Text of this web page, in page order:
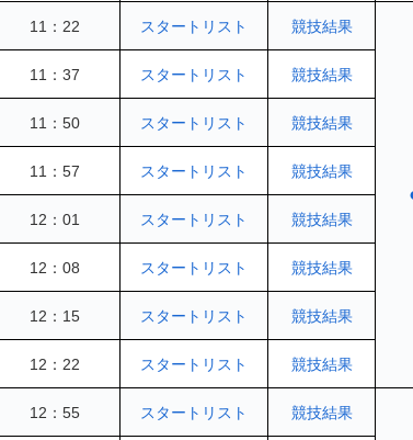
11：22 スタートリスト 競技結果
11：37 スタートリスト 競技結果
11：50 スタートリスト 競技結果
11：57 スタートリスト 競技結果
12：01 スタートリスト 競技結果
12：08 スタートリスト 競技結果
12：15 スタートリスト 競技結果
12：22 スタートリスト 競技結果
12：55 スタートリスト 競技結果